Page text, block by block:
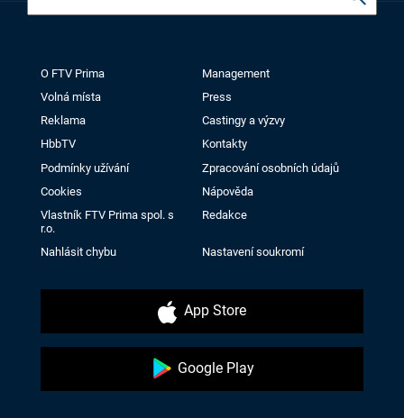
O FTV Prima
Management
Volná místa
Press
Reklama
Castingy a výzvy
HbbTV
Kontakty
Podmínky užívání
Zpracování osobních údajů
Cookies
Nápověda
Vlastník FTV Prima spol. s
r.o.
Redakce
Nahlásit chybu Nastavení soukromí
App Store
Google Play